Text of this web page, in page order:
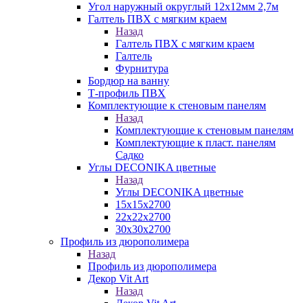
Угол наружный округлый 12х12мм 2,7м
Галтель ПВХ с мягким краем
Назад
Галтель ПВХ с мягким краем
Галтель
Фурнитура
Бордюр на ванну
Т-профиль ПВХ
Комплектующие к стеновым панелям
Назад
Комплектующие к стеновым панелям
Комплектующие к пласт. панелям
Садко
Углы DECONIKA цветные
Назад
Углы DECONIKA цветные
15х15х2700
22х22х2700
30х30х2700
Профиль из дюрополимера
Назад
Профиль из дюрополимера
Декор Vit Art
Назад